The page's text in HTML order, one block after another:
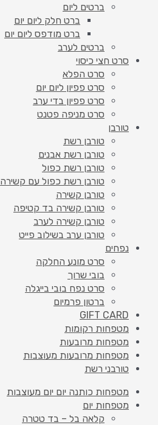
ברטים ליום
ברט חלק ליום יום
ברט מודפס ליום יום
ברטים לערב
סרט חצי כיסוי
סרט הפלא
סרט פפיון ליום יום
סרט פפיון בדי ערב
סרט מניפה פטנט
טורבן
טורבן רשת
טורבן רשת אבנים
טורבן רשת כפול
טורבן רשת כפול עם קשירה
טורבן קשירה
טורבן קשירה בד קטיפה
טורבן קשירה לערב
טורבן ערב בשילוב פייט
נפחים
סרט מונע החלקה
בובי שרוך
סרט נפח בובי בייגלה
ברטון פרמיום
GIFT CARD
מטפחות רקומות
מטפחות מרובעות
מטפחות מרובעות מעוצבות
טורבני רשת
מטפחות כותנה יום יום מעוצבות
מטפחות יום
קלאה בל – בד טטרה